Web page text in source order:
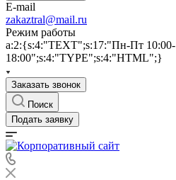
E-mail
zakaztral@mail.ru
Режим работы
a:2:{s:4:"TEXT";s:17:"Пн-Пт 10:00-
18:00";s:4:"TYPE";s:4:"HTML";}
Заказать звонок
Поиск
Подать заявку